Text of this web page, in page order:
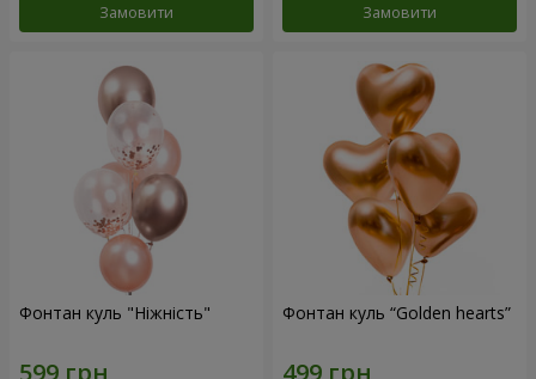
Замовити Замовити
Фонтан куль "Ніжність" Фонтан куль “Golden hearts”